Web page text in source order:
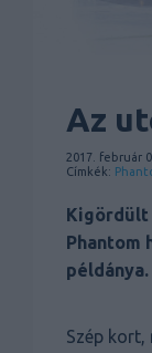
Az
2017. február
Címkék:
Kigördült
Phantom
Szép kort,